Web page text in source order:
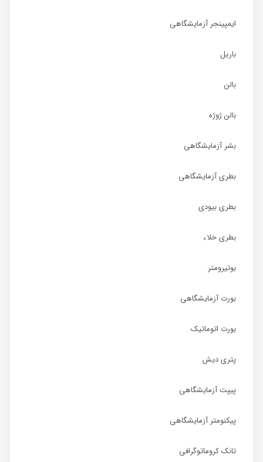
ایمپینجر آزمایشگاهی
باریل
بالن
بالن ژوژه
بشر آزمایشگاهی
بطری آزمایشگاهی
بطری بیودی
بطری خلاء
بوتیرومتر
بورت آزمایشگاهی
بورت اتوماتیک
پتری دیش
پیپت آزمایشگاهی
پیکنومتر آزمایشگاهی
تانک کروماتوگرافی